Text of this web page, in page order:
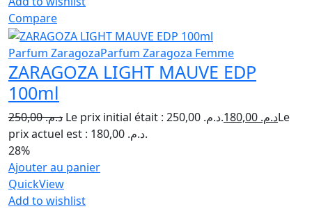
Compare
Parfum ZaragozaParfum Zaragoza Femme
ZARAGOZA LIGHT MAUVE EDP
100ml
د.م.250,00 Le prix initial était : د.م. 250,00. د.م.Le
prix actuel est : د.م. 180,00.
28%
Ajouter au panier
QuickView
Add to wishlist